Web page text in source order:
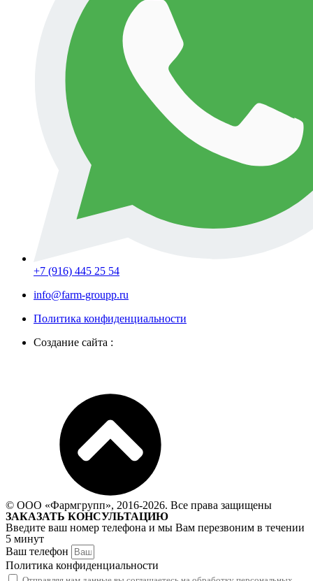
+7 (916) 445 25 54
info@farm-groupp.ru
Политика конфиденциальности
Создание сайта :
© ООО «Фармгрупп», 2016-2026. Все права защищены
ЗАКАЗАТЬ КОНСУЛЬТАЦИЮ
Введите ваш номер телефона и мы Вам перезвоним в течении
5 минут
Ваш телефон
Политика конфиденциальности